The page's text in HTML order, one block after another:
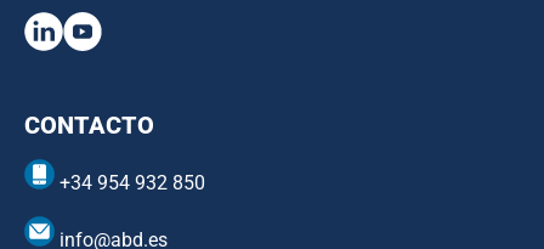
CONTACTO
+34 954 932 850
info@abd.es